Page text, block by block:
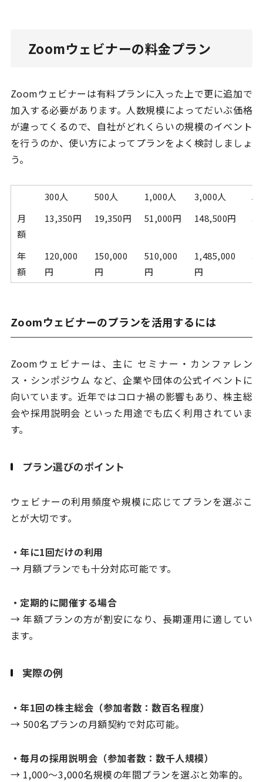
Zoomウェビナーの料金プラン
Zoomウェビナーは有料プランに入った上で更に追加で
加入する必要があります。人数規模によってだいぶ価格
が違ってくるので、自社がどれくらいの規模のイベント
を行うのか、使い方によってプランをよく検討しましょ
う。
300人 500人 1,000人 3,000人
月
額
13,350円 19,350円 51,000円 148,500円
年
額
120,000
円
150,000
円
510,000
円
1,485,000
円
Zoomウェビナーのプランを活用するには
Zoomウェビナーは、主に セミナー・カンファレン
ス・シンポジウム など、企業や団体の公式イベントに
向いています。近年ではコロナ禍の影響もあり、株主総
会や採用説明会 といった用途でも広く利用されていま
す。
プラン選びのポイント
ウェビナーの利用頻度や規模に応じてプランを選ぶこ
とが大切です。
・年に1回だけの利用
→ 月額プランでも十分対応可能です。
・定期的に開催する場合
→ 年額プランの方が割安になり、長期運用に適してい
ます。
実際の例
・年1回の株主総会（参加者数：数百名程度）
→ 500名プランの月額契約で対応可能。
・毎月の採用説明会（参加者数：数千人規模）
→ 1,000～3,000名規模の年間プランを選ぶと効率的。